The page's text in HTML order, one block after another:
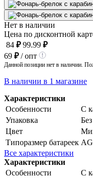
Нет в наличии
Цена по дисконтной
84 ₽ 99.99 ₽
69 ₽/ опт
Данной позиции нет в наличии.
В наличии в 1 магазине
Характеристики
Особенности
С
Упаковка
Цвет
Типоразмер батареек
Все характеристики
Характеристики
Особенности
С